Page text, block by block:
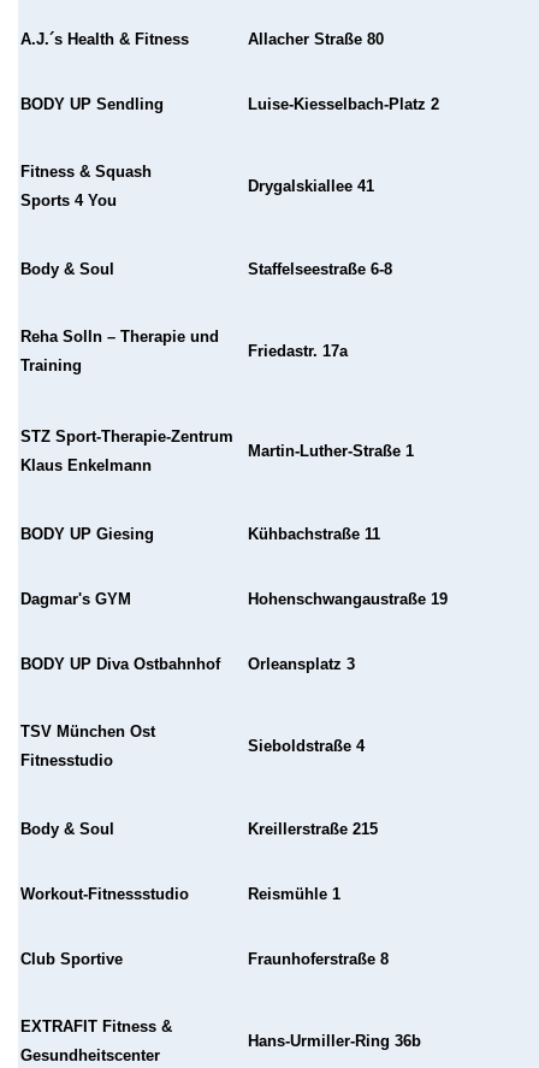
A.J.´s Health & Fitness Allacher Straße 80
BODY UP Sendling Luise-Kiesselbach-Platz 2
Fitness & Squash
Sports 4 You
Drygalskiallee 41
Body & Soul Staffelseestraße 6-8
Reha Solln – Therapie und
Training
Friedastr. 17a
STZ Sport-Therapie-Zentrum
Klaus Enkelmann
Martin-Luther-Straße 1
BODY UP Giesing Kühbachstraße 11
Dagmar's GYM Hohenschwangaustraße 19
BODY UP Diva Ostbahnhof Orleansplatz 3
TSV München Ost
Fitnesstudio
Sieboldstraße 4
Body & Soul Kreillerstraße 215
Workout-Fitnessstudio Reismühle 1
Club Sportive Fraunhoferstraße 8
EXTRAFIT Fitness &
Gesundheitscenter
Hans-Urmiller-Ring 36b